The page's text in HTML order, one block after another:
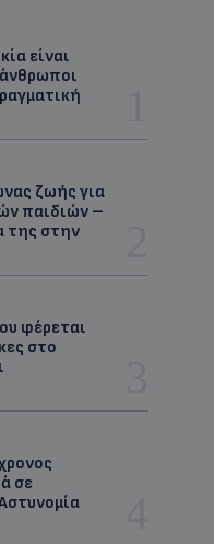
είναι
ζωής για
παιδιών –
της στην
φέρεται
στο
σε